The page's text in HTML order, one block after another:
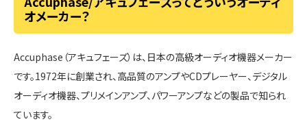
オメーカー？
Accuphase（アキュフェーズ）は、日本の高級オーディオ機器メーカー
です。1972年に創業され、高品質のアンプやCDプレーヤー、デジタル
オーディオ機器、プリメインアンプ、パワーアンプなどの製品で知られ
ています。